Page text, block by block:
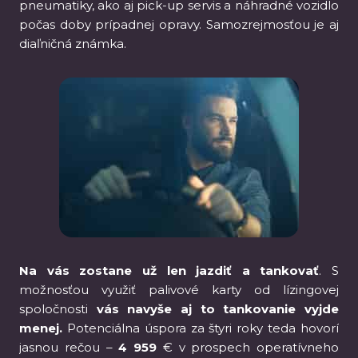
pneumatiky, ako aj pick-up servis a náhradné vozidlo
počas doby prípadnej opravy. Samozrejmosťou je aj
diaľničná známka.
Na vás zostane už len jazdiť a tankovať. S
možnosťou využiť palivové karty od lízingovej
spoločnosti vás navyše aj to tankovanie vyjde
menej. Potenciálna úspora za štyri roky teda hovorí
jasnou rečou –4 959 € v prospech operatívneho